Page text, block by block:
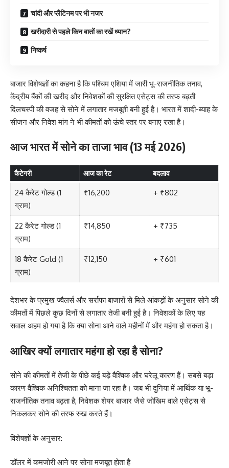
चांदी और प्लैटिनम पर भी नजर
खरीदारी से पहले किन बातों का रखें ध्यान?
निष्कर्ष
बाजार विशेषज्ञों का कहना है कि पश्चिम एशिया में जारी भू-राजनीतिक तनाव,
केंद्रीय बैंकों की खरीद और निवेशकों की सुरक्षित एसेट्स की तरफ बढ़ती
दिलचस्पी की वजह से सोने में लगातार मजबूती बनी हुई है। भारत में शादी-ब्याह के
सीजन और निवेश मांग ने भी कीमतों को ऊंचे स्तर पर बनाए रखा है।
आज भारत में सोने का ताजा भाव (13 मई 2026)
कैटेगरी आज का रेट बदलाव
24 कैरेट गोल्ड (1
ग्राम)
₹16,200 + ₹802
22 कैरेट गोल्ड (1
ग्राम)
₹14,850 + ₹735
18 कैरेट Gold (1
ग्राम)
₹12,150 + ₹601
देशभर के प्रमुख ज्वैलर्स और सर्राफा बाजारों से मिले आंकड़ों के अनुसार सोने की
कीमतों में पिछले कुछ दिनों से लगातार तेजी बनी हुई है। निवेशकों के लिए यह
सवाल अहम हो गया है कि क्या सोना आने वाले महीनों में और महंगा हो सकता है।
आखिर क्यों लगातार महंगा हो रहा है सोना?
सोने की कीमतों में तेजी के पीछे कई बड़े वैश्विक और घरेलू कारण हैं। सबसे बड़ा
कारण वैश्विक अनिश्चितता को माना जा रहा है। जब भी दुनिया में आर्थिक या भू-
राजनीतिक तनाव बढ़ता है, निवेशक शेयर बाजार जैसे जोखिम वाले एसेट्स से
निकलकर सोने की तरफ रुख करते हैं।
विशेषज्ञों के अनुसार:
डॉलर में कमजोरी आने पर सोना मजबूत होता है